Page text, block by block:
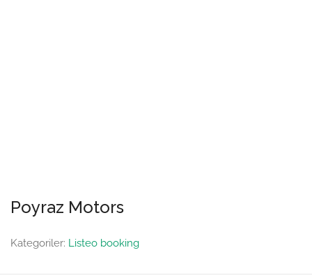
Poyraz Motors
Kategoriler: Listeo booking